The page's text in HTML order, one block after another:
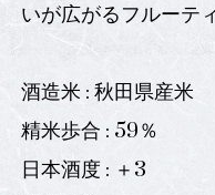
いが広がるフルーテ
酒造米 : 秋田県産米
精米歩合 : 59％
日本酒度 : ＋3